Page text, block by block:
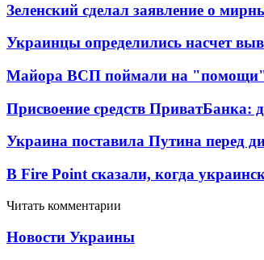
Зеленский сделал заявление о
Украинцы определились насчет
Майора ВСП поймали на
Присвоение средств ПриватБанка:
Украина поставила Путина перед
В Fire Point сказали, когда
Читать комментарии
Новости Украины